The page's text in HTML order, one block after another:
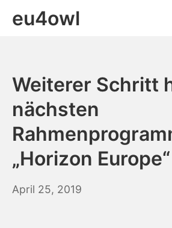
Inhalteu4owl
Weiterer Schritt
nächsten
„Horizon Europe“
April 25, 2019